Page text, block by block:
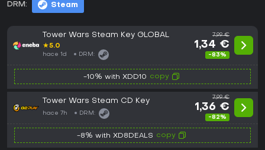
DRM: Steam
Tower Wars Steam Key GLOBAL
★5.0
hace 1d DRM:
7,99 €
1,34 €
-83%
-10% with XDD10 copy
Tower Wars Steam CD Key
hace 7h DRM:
7,99 €
1,36 €
-82%
-8% with XD8DEALS copy